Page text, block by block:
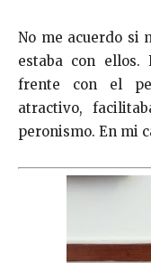
No me acuerdo si
estaba con ellos.
frente con el
atractivo,
peronismo. En mi